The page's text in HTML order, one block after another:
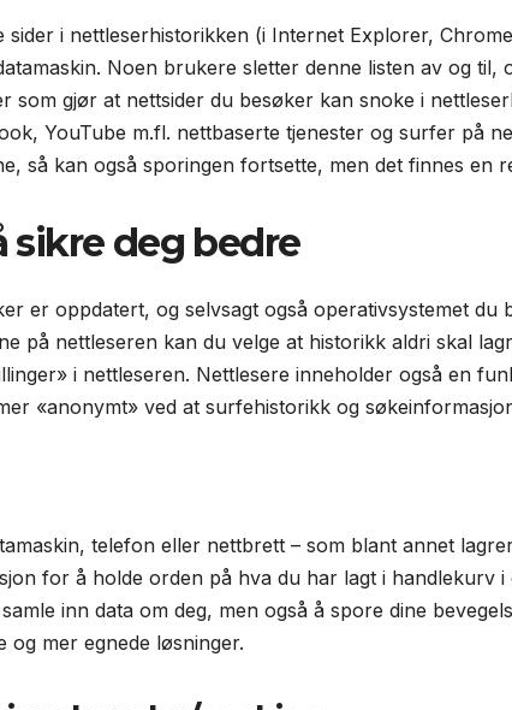
i nettleserhistorikken (i Internet Explorer,
Noen brukere sletter denne listen av og
som gjør at nettsider du besøker kan snoke i
YouTube m.fl. nettbaserte tjenester og surfer på
så kan også sporingen fortsette, men det finnes en
sikre deg bedre
er oppdatert, og selvsagt også operativsystemet du
på nettleseren kan du velge at historikk aldri skal
i nettleseren. Nettlesere inneholder også en
«anonymt» ved at surfehistorikk og
telefon eller nettbrett – som blant annet
for å holde orden på hva du har lagt i handlekurv
inn data om deg, men også å spore dine
og mer egnede løsninger.